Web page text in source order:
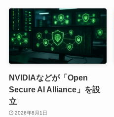
NVIDIAなどが「Open
Secure AI Alliance」を設
立
2026年8月1日